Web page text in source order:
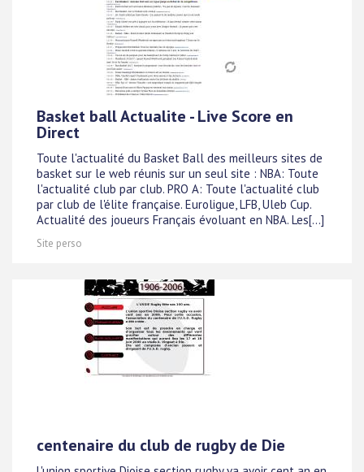
Basket ball Actualite - Live Score en
Direct
Toute l'actualité du Basket Ball des meilleurs sites de
basket sur le web réunis sur un seul site : NBA: Toute
l'actualité club par club. PRO A: Toute l'actualité club
par club de l'élite française. Euroligue, LFB, Uleb Cup.
Actualité des joueurs Français évoluant en NBA. Les[...]
Site perso
centenaire du club de rugby de Die